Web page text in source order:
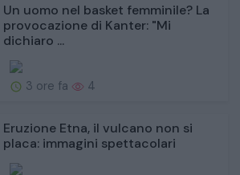
Un uomo nel basket femminile? La
provocazione di Kanter: "Mi
dichiaro ...
3 ore fa 4
Eruzione Etna, il vulcano non si
placa: immagini spettacolari